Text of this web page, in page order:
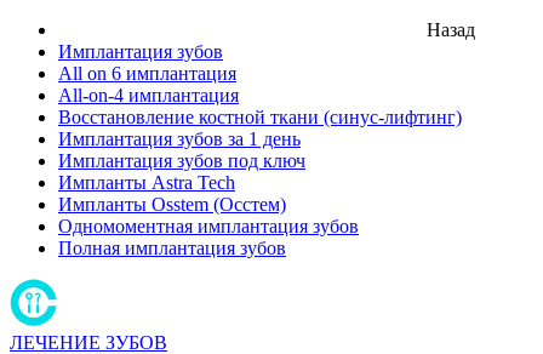
Назад
Имплантация зубов
All on 6 имплантация
All-on-4 имплантация
Восстановление костной ткани (синус-лифтинг)
Имплантация зубов за 1 день
Имплантация зубов под ключ
Импланты Astra Tech
Импланты Osstem (Осстем)
Одномоментная имплантация зубов
Полная имплантация зубов
ЛЕЧЕНИЕ ЗУБОВ